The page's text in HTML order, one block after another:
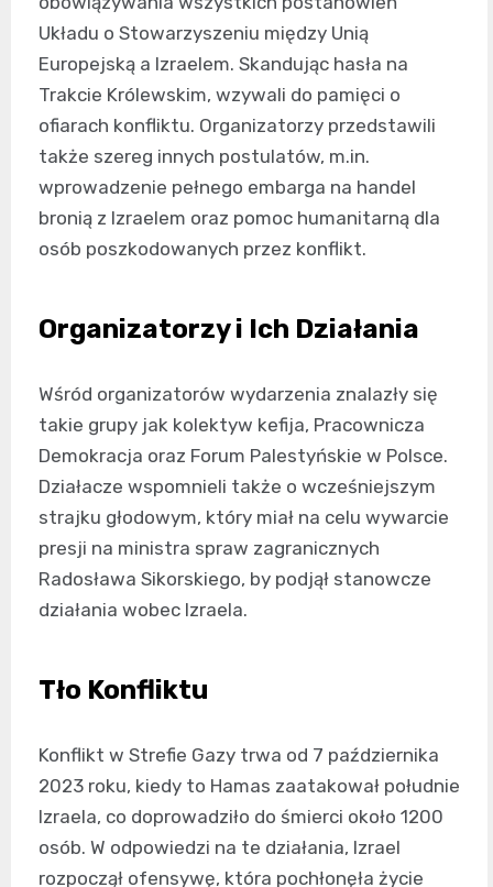
Układu o Stowarzyszeniu między Unią
Europejską a Izraelem. Skandując hasła na
Trakcie Królewskim, wzywali do pamięci o
ofiarach konfliktu. Organizatorzy przedstawili
także szereg innych postulatów, m.in.
wprowadzenie pełnego embarga na handel
bronią z Izraelem oraz pomoc humanitarną dla
osób poszkodowanych przez konflikt.
Organizatorzy i Ich Działania
Wśród organizatorów wydarzenia znalazły się
takie grupy jak kolektyw kefija, Pracownicza
Demokracja oraz Forum Palestyńskie w Polsce.
Działacze wspomnieli także o wcześniejszym
strajku głodowym, który miał na celu wywarcie
presji na ministra spraw zagranicznych
Radosława Sikorskiego, by podjął stanowcze
działania wobec Izraela.
Tło Konfliktu
Konflikt w Strefie Gazy trwa od 7 października
2023 roku, kiedy to Hamas zaatakował południe
Izraela, co doprowadziło do śmierci około 1200
osób. W odpowiedzi na te działania, Izrael
rozpoczął ofensywę, która pochłonęła życie